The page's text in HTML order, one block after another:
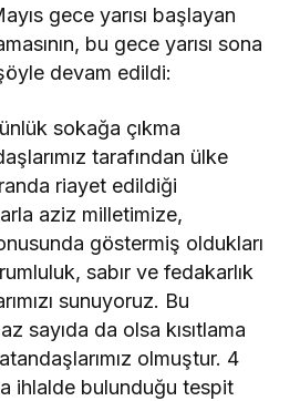
gece yarısı başlayan
bu gece yarısı sona
devam edildi:
sokağa çıkma
tarafından ülke
riayet edildiği
aziz milletimize,
göstermiş oldukları
sabır ve fedakarlık
sunuyoruz. Bu
sayıda da olsa kısıtlama
olmuştur. 4
ihlalde bulunduğu tespit